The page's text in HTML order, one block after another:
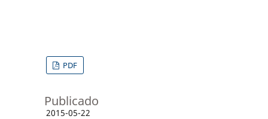
PDF
Publicado
2015-05-22